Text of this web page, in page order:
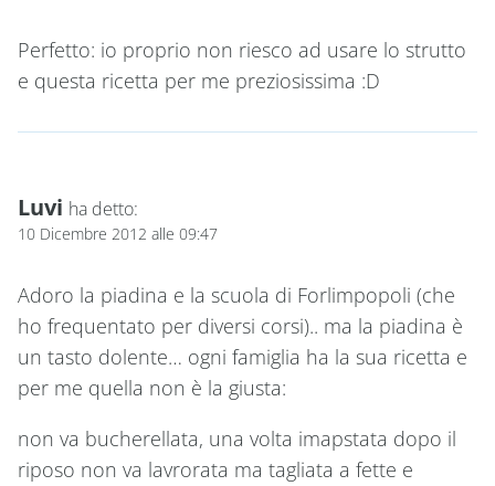
Perfetto: io proprio non riesco ad usare lo strutto
e questa ricetta per me preziosissima :D
Luvi ha detto:
10 Dicembre 2012 alle 09:47
Adoro la piadina e la scuola di Forlimpopoli (che
ho frequentato per diversi corsi).. ma la piadina è
un tasto dolente… ogni famiglia ha la sua ricetta e
per me quella non è la giusta:
non va bucherellata, una volta imapstata dopo il
riposo non va lavrorata ma tagliata a fette e